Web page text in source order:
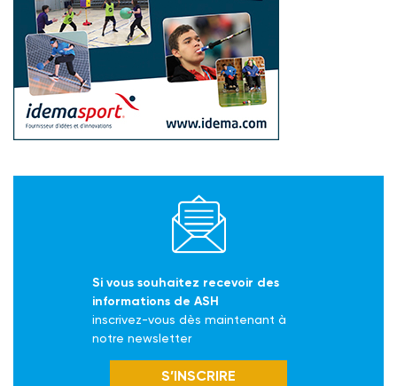
Si vous souhaitez recevoir des
informations de ASH
inscrivez-vous dès maintenant à
notre newsletter
S’INSCRIRE